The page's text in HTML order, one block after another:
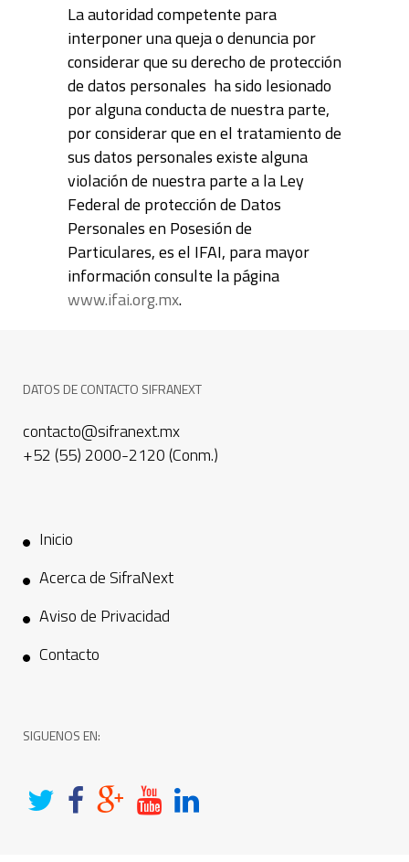
La autoridad competente para
interponer una queja o denuncia por
considerar que su derecho de protección
de datos personales ha sido lesionado
por alguna conducta de nuestra parte,
por considerar que en el tratamiento de
sus datos personales existe alguna
violación de nuestra parte a la Ley
Federal de protección de Datos
Personales en Posesión de
Particulares, es el IFAI, para mayor
información consulte la página
www.ifai.org.mx.
DATOS DE CONTACTO SIFRANEXT
contacto@sifranext.mx
+52 (55) 2000-2120 (Conm.)
Inicio
Acerca de SifraNext
Aviso de Privacidad
Contacto
SIGUENOS EN: